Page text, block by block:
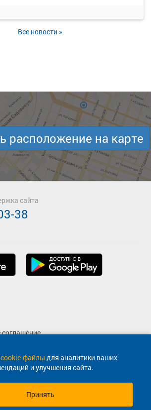
Все новости »
cookie-файлы для аналитики ваших
и улучшения сайта.
Принять
расположение на карте
сообщения
сайта
38
Онлайн сервис продажи